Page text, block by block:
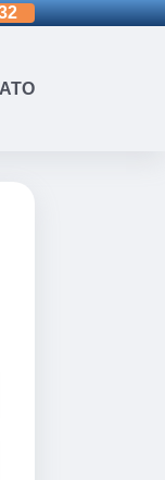
(15)3326-9334